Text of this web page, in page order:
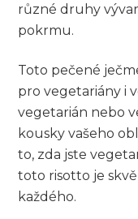
různé ‌druhy
pokrmu.
Toto pečené
‍pro vegetariány i
vegetarián nebo
kousky vašeho
to, zda jste
toto risotto je
každého.